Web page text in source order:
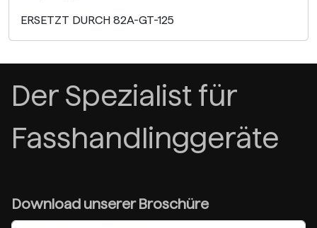
ERSETZT DURCH 82A-GT-125
Der Spezialist für
Fasshandlinggeräte
Download unserer Broschüre